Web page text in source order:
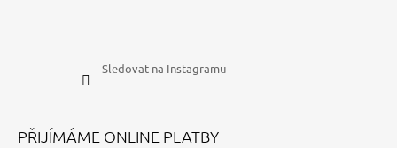
Sledovat na Instagramu
PŘIJÍMÁME ONLINE PLATBY